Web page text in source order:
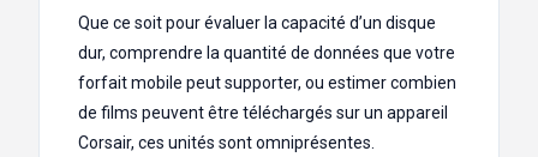
Que ce soit pour évaluer la capacité d’un disque
dur, comprendre la quantité de données que votre
forfait mobile peut supporter, ou estimer combien
de films peuvent être téléchargés sur un appareil
Corsair, ces unités sont omniprésentes.